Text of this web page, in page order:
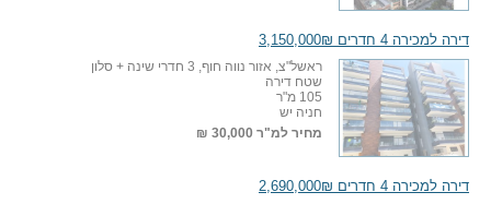
דירה למכירה 4 חדרים 3,150,000₪
ראשל"צ, אזור נווה חוף, 3 חדרי שינה + סלון
שטח דירה
105 מ"ר
חניה יש
מחיר למ"ר 30,000 ₪
דירה למכירה 4 חדרים 2,690,000₪